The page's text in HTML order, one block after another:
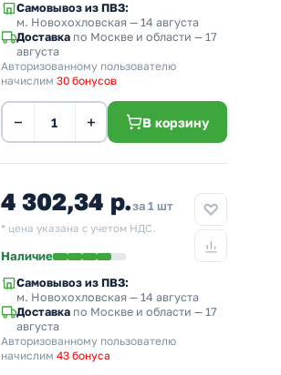
Самовывоз из ПВЗ:
м. Новохохловская — 14 августа
Доставка по Москве и области — 17
августа
Авторизованному пользователю
начислим 30 бонусов
− + В корзину
4 302,34 р.за 1 шт
* цена указана с учетом НДС.
Наличие
Самовывоз из ПВЗ:
м. Новохохловская — 14 августа
Доставка по Москве и области — 17
августа
Авторизованному пользователю
начислим 43 бонуса